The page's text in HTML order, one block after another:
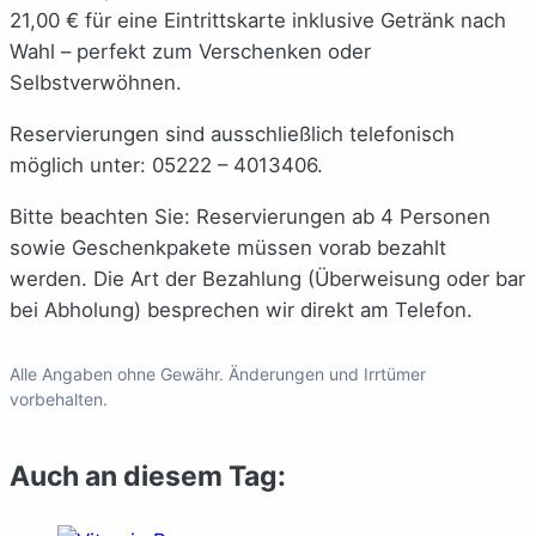
21,00 € für eine Eintrittskarte inklusive Getränk nach
Wahl – perfekt zum Verschenken oder
Selbstverwöhnen.
Reservierungen sind ausschließlich telefonisch
möglich unter: 05222 – 4013406.
Bitte beachten Sie: Reservierungen ab 4 Personen
sowie Geschenkpakete müssen vorab bezahlt
werden. Die Art der Bezahlung (Überweisung oder bar
bei Abholung) besprechen wir direkt am Telefon.
Alle Angaben ohne Gewähr. Änderungen und Irrtümer
vorbehalten.
Auch an diesem Tag: